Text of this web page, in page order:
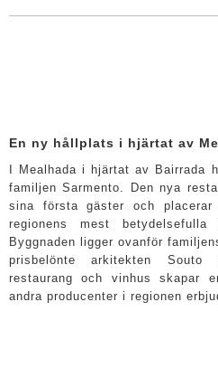
En ny hållplats i hjärtat av
I Mealhada i hjärtat av Bairrada
familjen Sarmento. Den nya
sina första gäster och
regionens mest
Byggnaden ligger ovanför
prisbelönte arkitekten Souto
restaurang och vinhus skapar
andra producenter i regionen